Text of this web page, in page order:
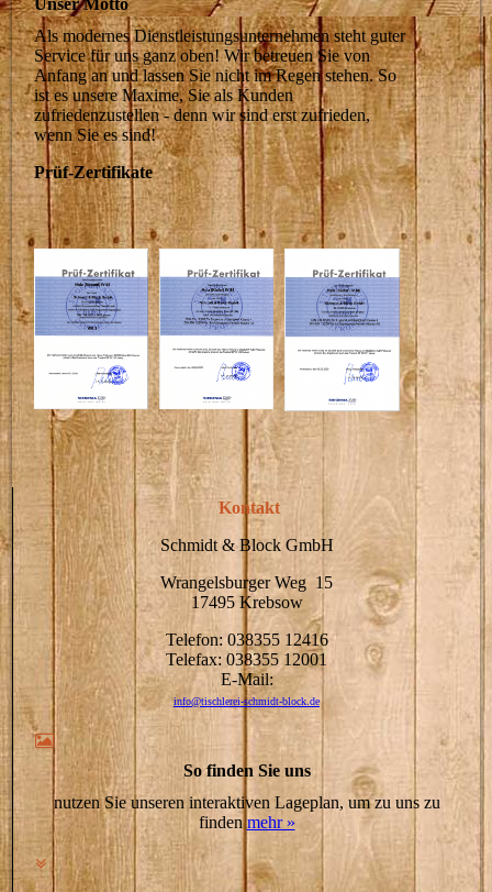
Als modernes Dienstleistungsunternehmen steht guter
Service für uns ganz oben! Wir betreuen Sie von
Anfang an und lassen Sie nicht im Regen stehen. So
ist es unsere Maxime, Sie als Kunden
zufriedenzustellen - denn wir sind erst zufrieden,
wenn Sie es sind!
Prüf-Zertifikate
Kontakt
Schmidt & Block GmbH
Wrangelsburger Weg 15
17495 Krebsow
Telefon: 038355 12416
Telefax: 038355 12001
E-Mail:
info@tischlerei-schmidt-block.de
So finden Sie uns
nutzen Sie unseren interaktiven Lageplan, um zu uns zu
finden mehr »